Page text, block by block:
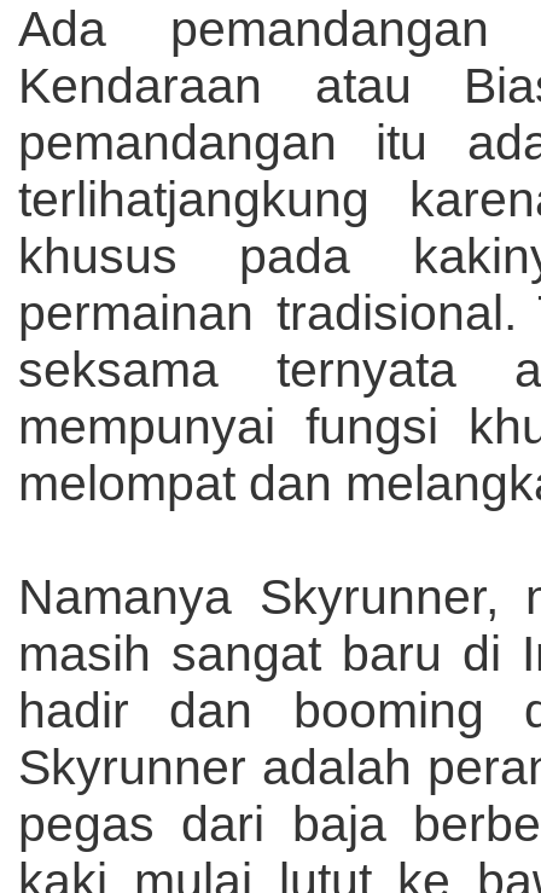
Ada
Kendaraan atau
pemandangan itu
terlihatjangkung
khusus pada
permainan
seksama
mempunyai fungsi
melompat dan
Namanya Skyrunner,
masih sangat baru di
hadir dan booming
Skyrunner adalah
pegas dari baja
kaki mulai lutut ke